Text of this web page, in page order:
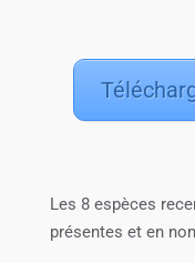
Les 8 espèces
présentes et en